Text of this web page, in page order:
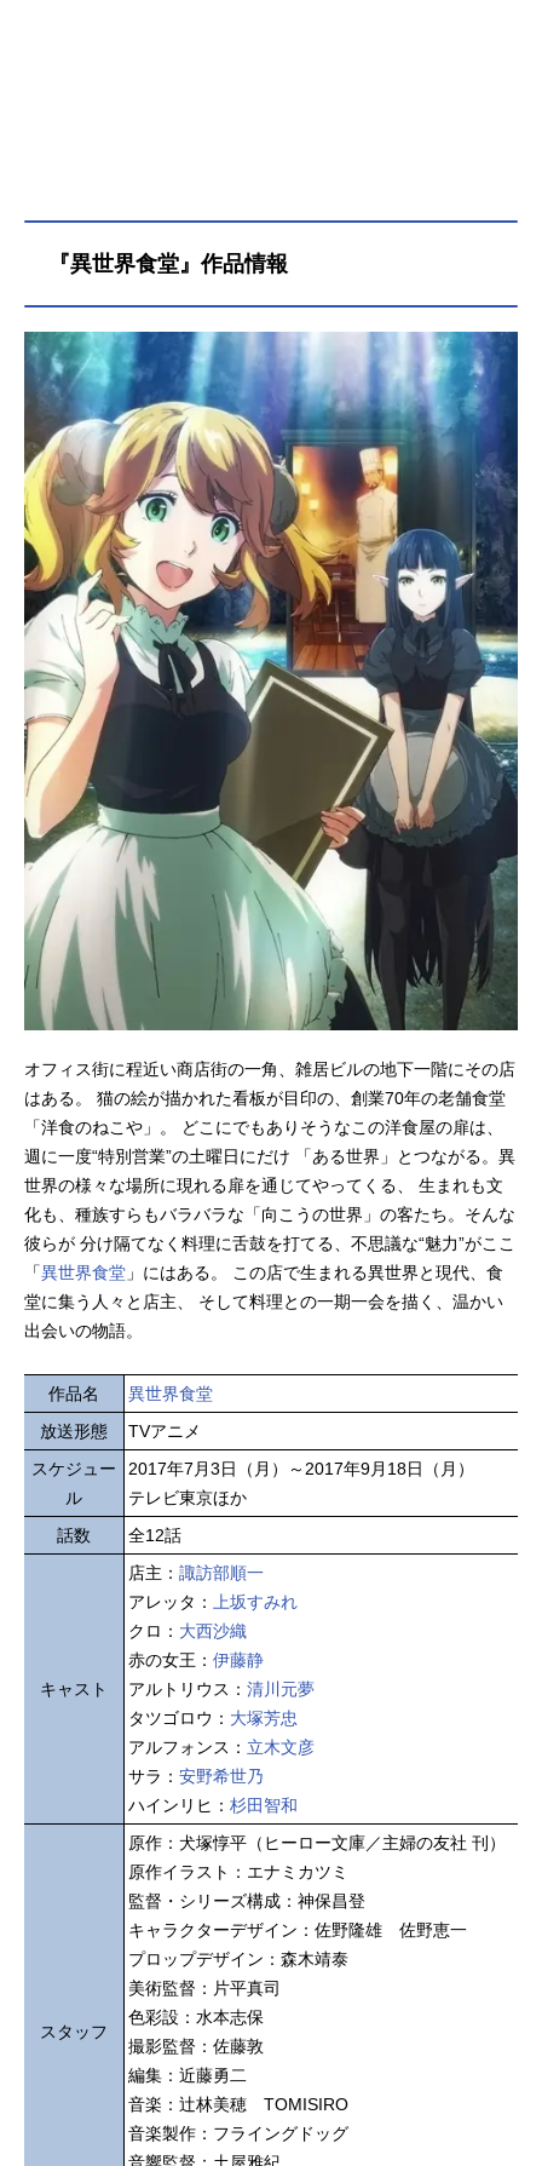
『異世界食堂』作品情報
オフィス街に程近い商店街の一角、雑居ビルの地下一階にその店
はある。 猫の絵が描かれた看板が目印の、創業70年の老舗食堂
「洋食のねこや」。 どこにでもありそうなこの洋食屋の扉は、
週に一度“特別営業”の土曜日にだけ 「ある世界」とつながる。異
世界の様々な場所に現れる扉を通じてやってくる、 生まれも文
化も、種族すらもバラバラな「向こうの世界」の客たち。そんな
彼らが 分け隔てなく料理に舌鼓を打てる、不思議な“魅力”がここ
「異世界食堂 」にはある。 この店で生まれる異世界と現代、食
堂に集う人々と店主、 そして料理との一期一会を描く、温かい
出会いの物語。
作品名
異世界食堂
放送形態
TVアニメ
スケジュー
ル
2017年7月3日（月）～2017年9月18日（月）
テレビ東京ほか
話数
全12話
キャスト
店主： 諏訪部順一
アレッタ： 上坂すみれ
クロ： 大西沙織
赤の女王： 伊藤静
アルトリウス： 清川元夢
タツゴロウ： 大塚芳忠
アルフォンス： 立木文彦
サラ： 安野希世乃
ハインリヒ： 杉田智和
スタッフ
原作：犬塚惇平（ヒーロー文庫／主婦の友社 刊）
原作イラスト：エナミカツミ
監督・シリーズ構成：神保昌登
キャラクターデザイン：佐野隆雄 佐野恵一
プロップデザイン：森木靖泰
美術監督：片平真司
色彩設：水本志保
撮影監督：佐藤敦
編集：近藤勇二
音楽：辻林美穂 TOMISIRO
音楽製作：フライングドッグ